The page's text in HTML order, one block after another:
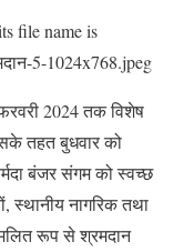
2024 तक विशेष
तहत बुधवार को
बंजर संगम को स्वच्छ
स्थानीय नागरिक तथा
रूप से श्रमदान